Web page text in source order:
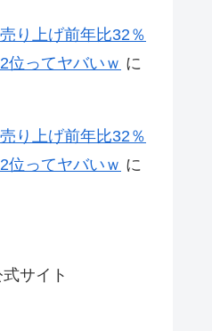
り上げ前年比32％
ってヤバいｗ に
り上げ前年比32％
ってヤバいｗ に
サイト